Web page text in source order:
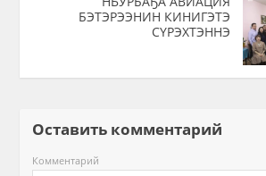
БЭТЭРЭЭНИН КИНИГЭТЭ
СҮРЭХТЭННЭ
Оставить комментарий
Комментарий